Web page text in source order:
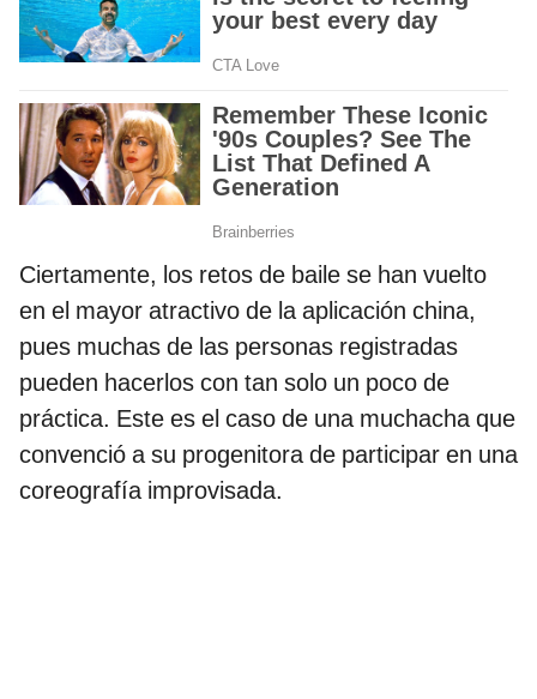
Ciertamente, los retos de baile se han vuelto
en el mayor atractivo de la aplicación china,
pues muchas de las personas registradas
pueden hacerlos con tan solo un poco de
práctica. Este es el caso de una muchacha que
convenció a su progenitora de participar en una
coreografía improvisada.